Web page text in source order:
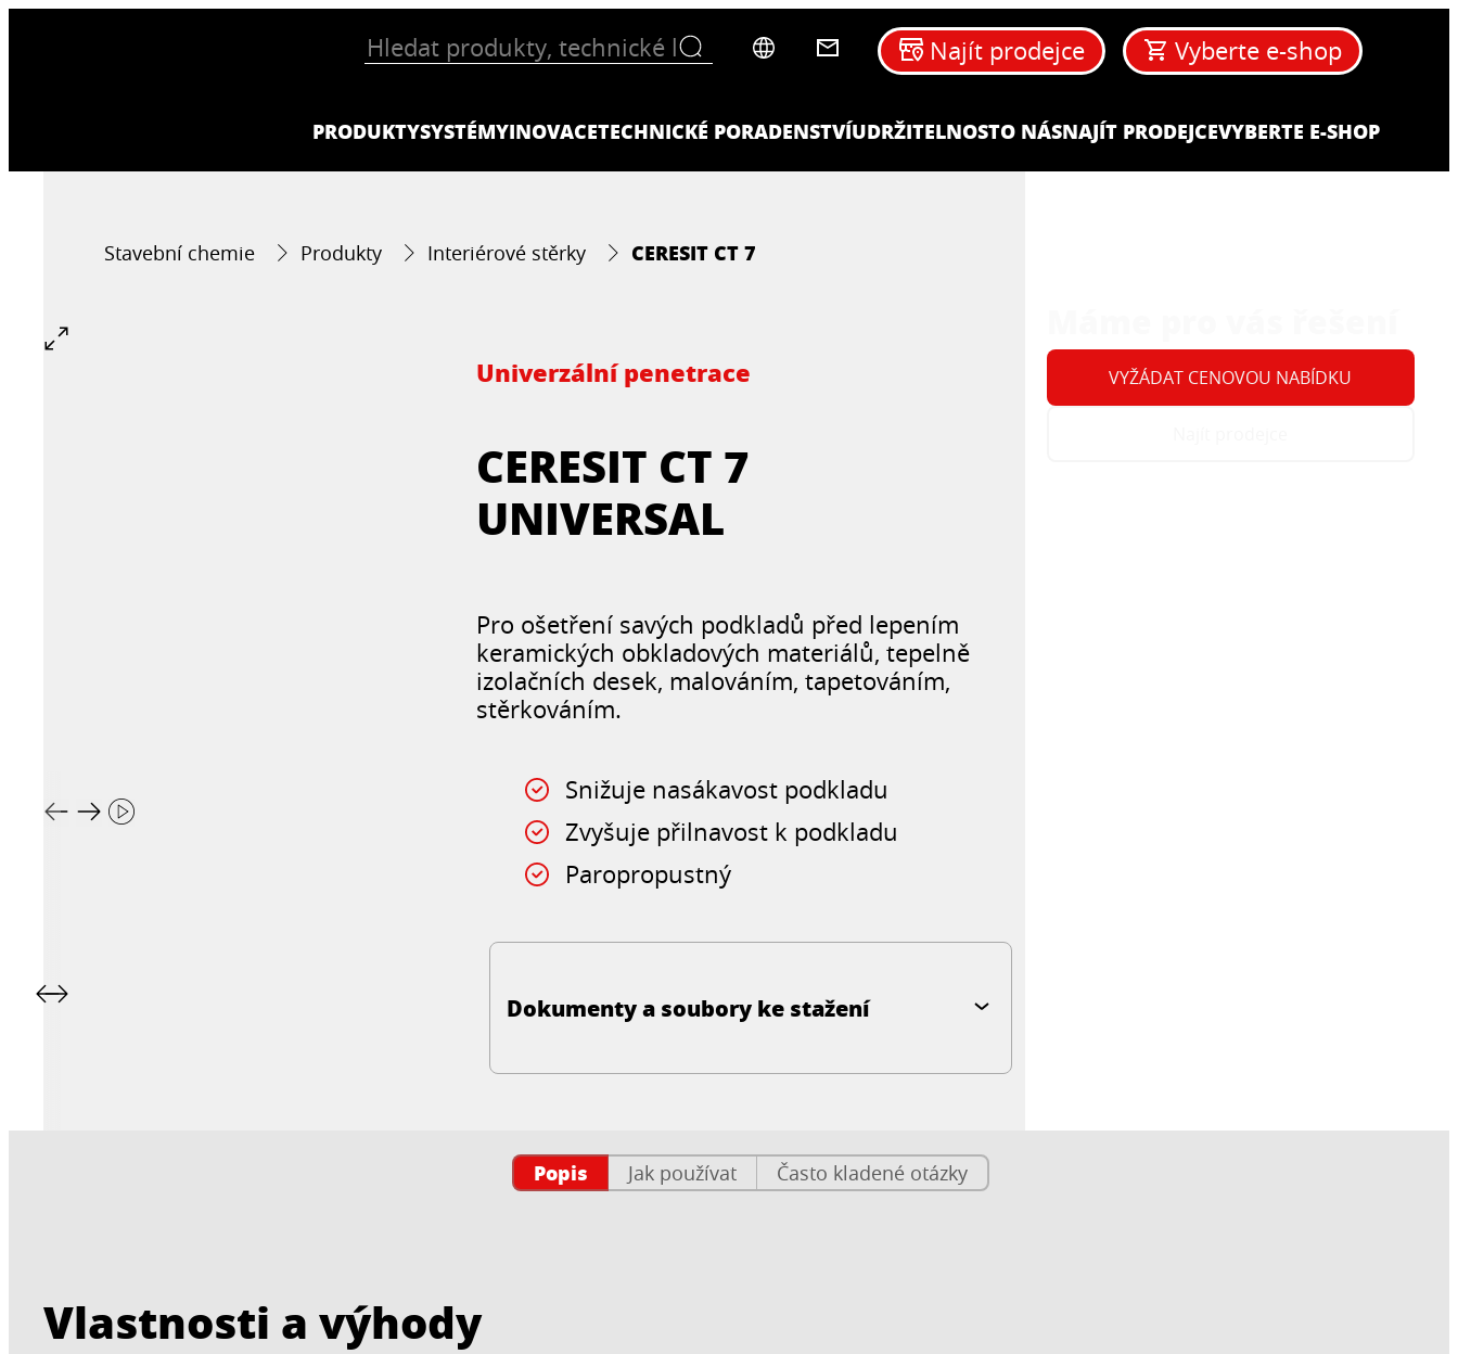
PRODUKTYSYSTÉMYINOVACETECHNICKÉ PORADENSTVÍUDRŽITELNOSTO NÁSNAJÍT PRODEJCEVYBERTE E-SHOP
Najít prodejce Vyberte e-shop
Stavební chemie Produkty Interiérové stěrky CERESIT CT 7
Univerzální penetrace
CERESIT CT 7
UNIVERSAL
Pro ošetření savých podkladů před lepením
keramických obkladových materiálů, tepelně
izolačních desek, malováním, tapetováním,
stěrkováním.
Snižuje nasákavost podkladu
Zvyšuje přilnavost k podkladu
Paropropustný
Dokumenty a soubory ke stažení
VYŽÁDAT CENOVOU NABÍDKU
Popis Jak používat Často kladené otázky
Vlastnosti a výhody